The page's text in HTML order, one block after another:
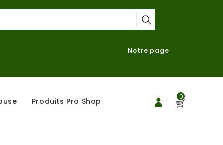
Notre page
0
Produits Pro Shop